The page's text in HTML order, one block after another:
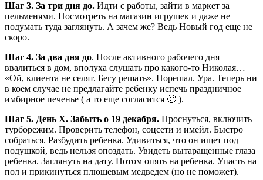
Шаг 3. За три дня до. Идти с работы, зайти в маркет за
пельменями. Посмотреть на магазин игрушек и даже не
подумать туда заглянуть. А зачем же? Ведь Новый год еще не
скоро.
Шаг 4. За два дня до. После активного рабочего дня
ввалиться в дом, вполуха слушать про какого-то Николая…
«Ой, клиента не селят. Бегу решать». Порешал. Ура. Теперь ни
в коем случае не предлагайте ребенку испечь праздничное
имбирное печенье ( а то еще согласится 🙂 ).
Шаг 5. День Х. Забыть о 19 декабря. Проснуться, включить
турборежим. Проверить телефон, соцсети и имейл. Быстро
собраться. Разбудить ребенка. Удивиться, что он ищет под
подушкой, ведь нельзя опоздать. Увидеть вытаращенные глаза
ребенка. Заглянуть на дату. Потом опять на ребенка. Упасть на
пол и прикинуться плюшевым медведем (но не поможет).